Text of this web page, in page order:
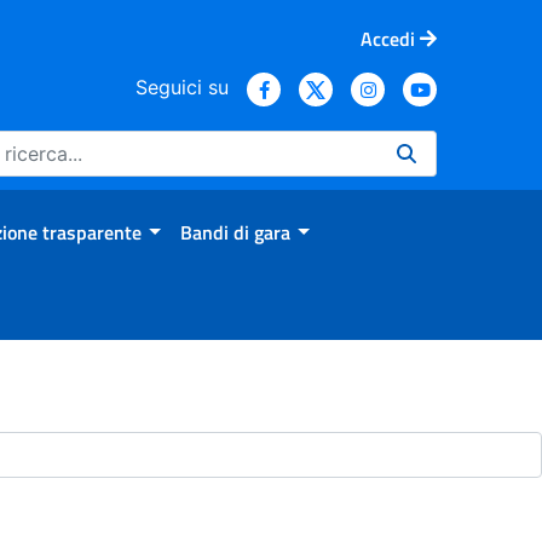
Accedi
Seguici su
trasparente Bandi di gara